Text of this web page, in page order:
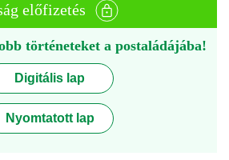
előfizetés
történeteket a postaládájába!
Digitális lap
Nyomtatott lap